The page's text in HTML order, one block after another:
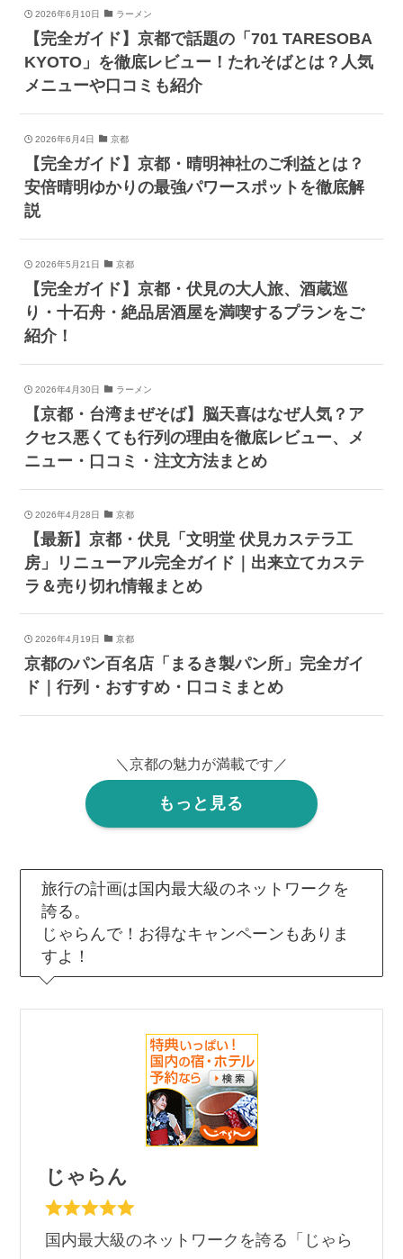
2026年6月10日 ラーメン
【完全ガイド】京都で話題の「701 TARESOBA
KYOTO」を徹底レビュー！たれそばとは？人気
メニューや口コミも紹介
2026年6月4日 京都
【完全ガイド】京都・晴明神社のご利益とは？
安倍晴明ゆかりの最強パワースポットを徹底解
説
2026年5月21日 京都
【完全ガイド】京都・伏見の大人旅、酒蔵巡
り・十石舟・絶品居酒屋を満喫するプランをご
紹介！
2026年4月30日 ラーメン
【京都・台湾まぜそば】脳天喜はなぜ人気？ア
クセス悪くても行列の理由を徹底レビュー、メ
ニュー・口コミ・注文方法まとめ
2026年4月28日 京都
【最新】京都・伏見「文明堂 伏見カステラ工
房」リニューアル完全ガイド｜出来立てカステ
ラ＆売り切れ情報まとめ
2026年4月19日 京都
京都のパン百名店「まるき製パン所」完全ガイ
ド｜行列・おすすめ・口コミまとめ
＼京都の魅力が満載です／
もっと見る
旅行の計画は国内最大級のネットワークを
誇る。
じゃらんで！お得なキャンペーンもありま
すよ！
じゃらん
国内最大級のネットワークを誇る「じゃら